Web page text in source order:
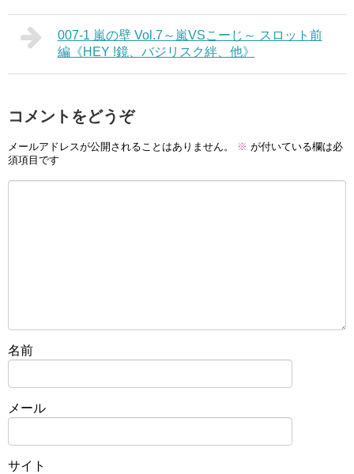
007-1 嵐の壁 Vol.7～嵐VSこーじ～ スロット前
編《HEY !鏡、バジリスク絆、他》
コメントをどうぞ
メールアドレスが公開されることはありません。 ※ が付いている欄は必
須項目です
名前
メール
サイト